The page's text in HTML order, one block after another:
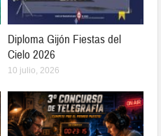
Diploma Gijón Fiestas del
Cielo 2026
10 julio, 2026